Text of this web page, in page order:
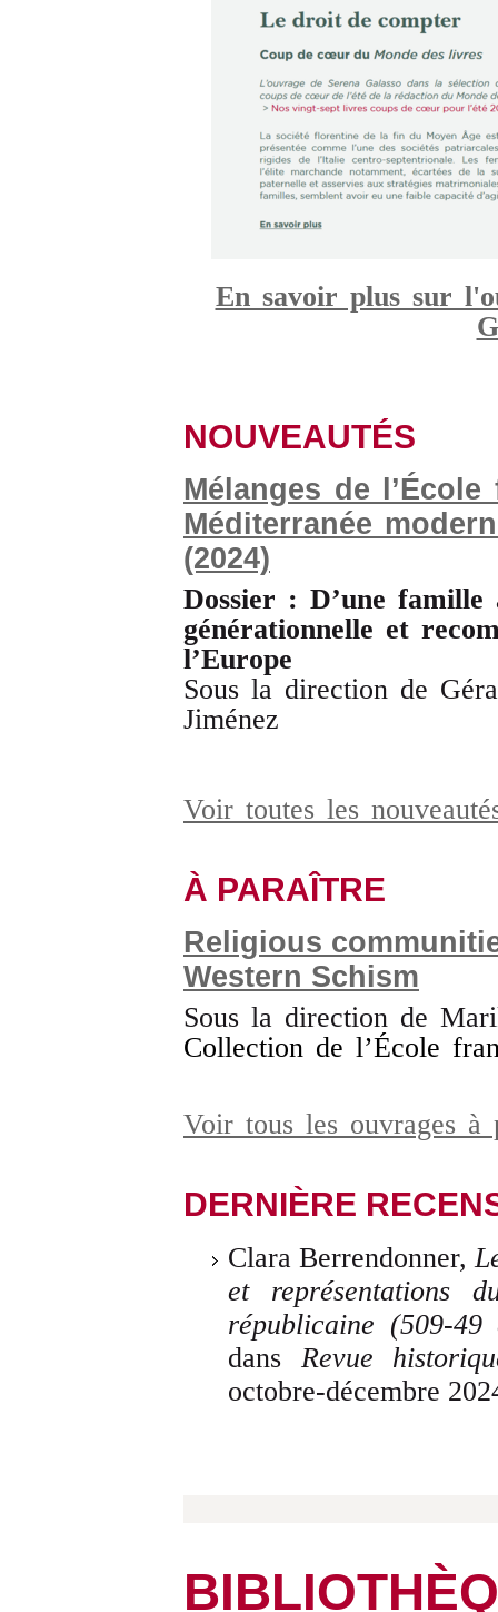
En savoir plus sur
NOUVEAUTÉS
Mélanges de
Méditerranée
(2024)
Dossier : D’une
générationnelle et
l’Europe
Sous la direction de
Jiménez
Voir toutes les
À PARAÎTRE
Religious
Western Schism
Sous la direction de
Collection de l’École
Voir tous les ouvrages
DERNIÈRE
Clara Berrendonner,
et représentations
républicaine (509-
dans Revue
octobre-décembre